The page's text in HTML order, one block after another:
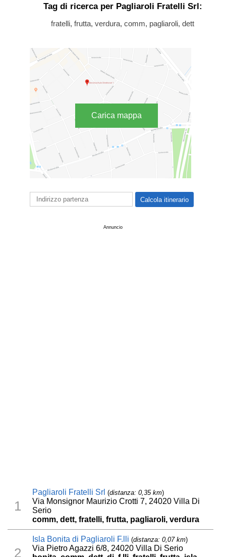
Tag di ricerca per Pagliaroli Fratelli Srl:
fratelli, frutta, verdura, comm, pagliaroli, dett
Carica mappa
Annuncio
1
Pagliaroli Fratelli Srl (distanza: 0,35 km)
Via Monsignor Maurizio Crotti 7, 24020 Villa Di
Serio
comm, dett, fratelli, frutta, pagliaroli, verdura
2
Isla Bonita di Pagliaroli F.lli (distanza: 0,07 km)
Via Pietro Agazzi 6/8, 24020 Villa Di Serio